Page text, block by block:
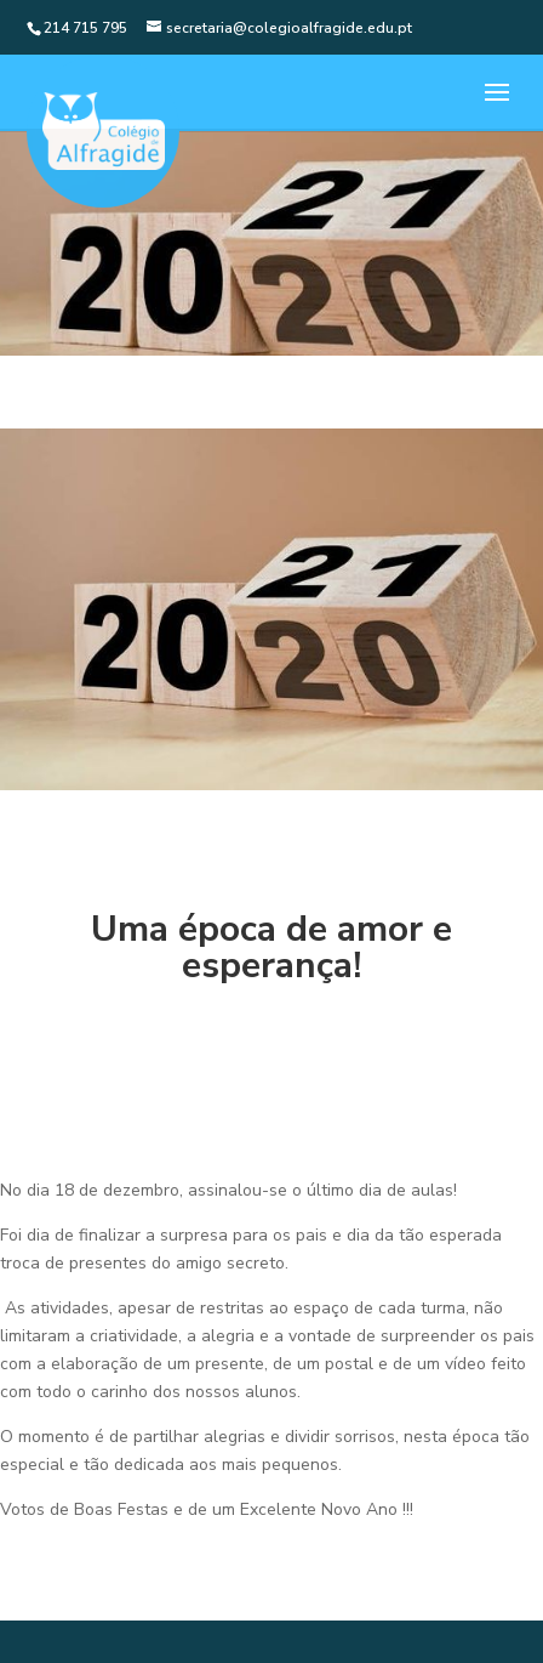
214 715 795 secretaria@colegioalfragide.edu.pt
Uma época de amor e
esperança!
No dia 18 de dezembro, assinalou-se o último dia de aulas!
Foi dia de finalizar a surpresa para os pais e dia da tão esperada
troca de presentes do amigo secreto.
As atividades, apesar de restritas ao espaço de cada turma, não
limitaram a criatividade, a alegria e a vontade de surpreender os pais
com a elaboração de um presente, de um postal e de um vídeo feito
com todo o carinho dos nossos alunos.
O momento é de partilhar alegrias e dividir sorrisos, nesta época tão
especial e tão dedicada aos mais pequenos.
Votos de Boas Festas e de um Excelente Novo Ano !!!